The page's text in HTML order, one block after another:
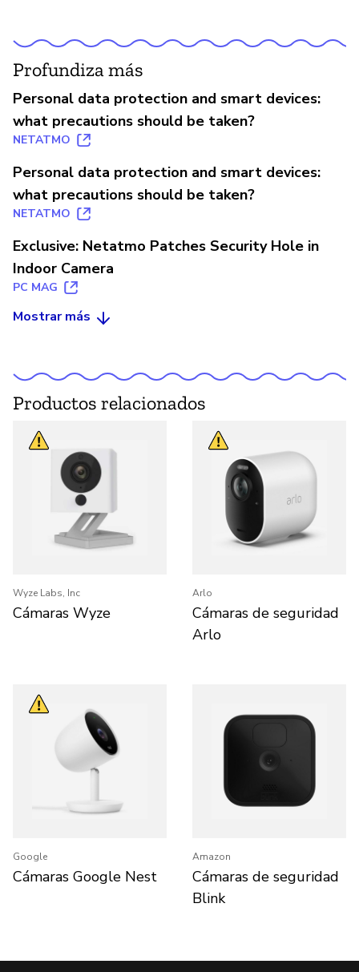
Profundiza más
Personal data protection and smart devices:
what precautions should be taken?
NETATMO
Personal data protection and smart devices:
what precautions should be taken?
NETATMO
Exclusive: Netatmo Patches Security Hole in
Indoor Camera
PC MAG
Mostrar más
Productos relacionados
Wyze Labs, Inc
Cámaras Wyze
Arlo
Cámaras de seguridad
Arlo
Google
Cámaras Google Nest
Amazon
Cámaras de seguridad
Blink